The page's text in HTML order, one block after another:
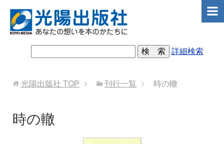
詳細検索
光陽出版社 TOP 刊行一覧 時の轍
時の轍